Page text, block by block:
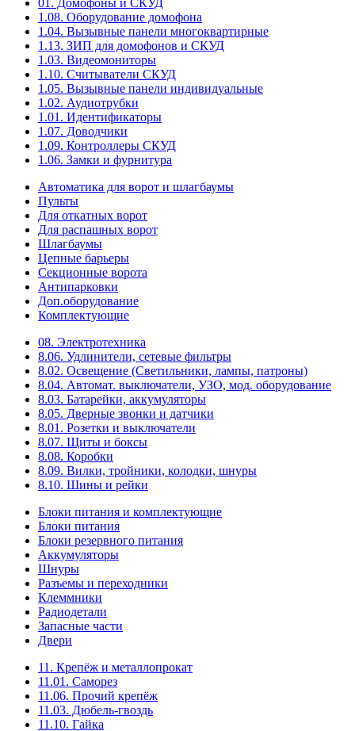
01. Домофоны и СКУД
1.08. Оборудование домофона
1.04. Вызывные панели многоквартирные
1.13. ЗИП для домофонов и СКУД
1.03. Видеомониторы
1.10. Считыватели СКУД
1.05. Вызывные панели индивидуальные
1.02. Аудиотрубки
1.01. Идентификаторы
1.07. Доводчики
1.09. Контроллеры СКУД
1.06. Замки и фурнитура
Автоматика для ворот и шлагбаумы
Пульты
Для откатных ворот
Для распашных ворот
Шлагбаумы
Цепные барьеры
Секционные ворота
Антипарковки
Доп.оборудование
Комплектующие
08. Электротехника
8.06. Удлинители, сетевые фильтры
8.02. Освещение (Светильники, лампы, патроны)
8.04. Автомат. выключатели, УЗО, мод. оборудование
8.03. Батарейки, аккумуляторы
8.05. Дверные звонки и датчики
8.01. Розетки и выключатели
8.07. Щиты и боксы
8.08. Коробки
8.09. Вилки, тройники, колодки, шнуры
8.10. Шины и рейки
Блоки питания и комплектующие
Блоки питания
Блоки резервного питания
Аккумуляторы
Шнуры
Разъемы и переходники
Клеммники
Радиодетали
Запасные части
Двери
11. Крепёж и металлопрокат
11.01. Саморез
11.06. Прочий крепёж
11.03. Дюбель-гвоздь
11.10. Гайка